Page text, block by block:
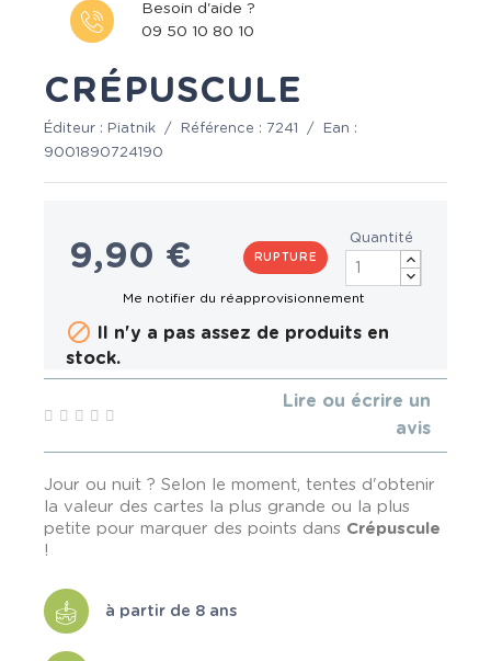
Besoin d'aide ?
09 50 10 80 10
CRÉPUSCULE
Éditeur : Piatnik / Référence : 7241 /
Ean :
9001890724190
9,90 € RUPTURE
Quantité
 Il n'y a pas assez de produits en
stock.
Lire ou écrire un
avis
Jour ou nuit ? Selon le moment, tentes d'obtenir
la valeur des cartes la plus grande ou la plus
petite pour marquer des points dans Crépuscule
!
à partir de 8 ans